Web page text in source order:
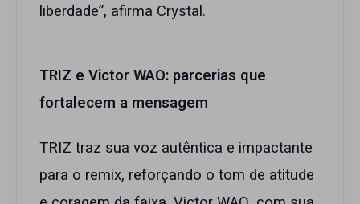
liberdade”, afirma Crystal.
TRIZ e Victor WAO: parcerias que
fortalecem a mensagem
TRIZ traz sua voz autêntica e impactante
para o remix, reforçando o tom de atitude